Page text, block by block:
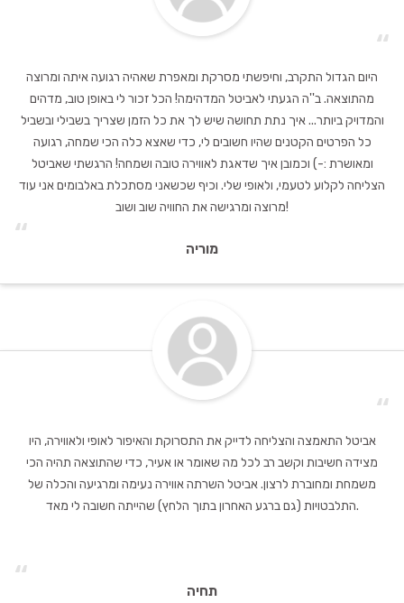
“
היום הגדול התקרב, וחיפשתי מסרקת ומאפרת שאהיה רגועה איתה ומרוצה
מהתוצאה. ב''ה הגעתי לאביטל המדהימה! הכל זכור לי באופן טוב, מדהים
והמדויק ביותר... איך נתת תחושה שיש לך את כל הזמן שצריך בשבילי ובשביל
כל הפרטים הקטנים שהיו חשובים לי, כדי שאצא כלה הכי שמחה, רגועה
ומאושרת :-) וכמובן איך שדאגת לאווירה טובה ושמחה! הרגשתי שאביטל
הצליחה לקלוע לטעמי, ולאופי שלי. וכיף שכשאני מסתכלת באלבומים אני עוד
מרוצה ומרגישה את החוויה שוב ושוב!
“ מוריה
“
אביטל התאמצה והצליחה לדייק את התסרוקת והאיפור לאופי ולאווירה, היו
מצידה חשיבות וקשב רב לכל מה שאומר או אעיר, כדי שהתוצאה תהיה הכי
משמחת ומחוברת לרצון. אביטל השרתה אווירה נעימה ומרגיעה והכלה של
התלבטויות (גם ברגע האחרון בתוך הלחץ) שהייתה חשובה לי מאד.
“ תחיה